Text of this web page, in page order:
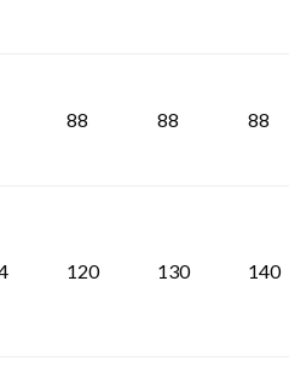
88 88 88
120 130 140